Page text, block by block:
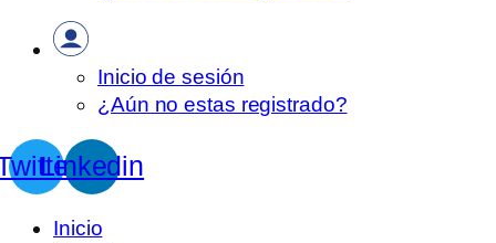
Inicio de sesión
¿Aún no estas registrado?
Linkedin
Inicio